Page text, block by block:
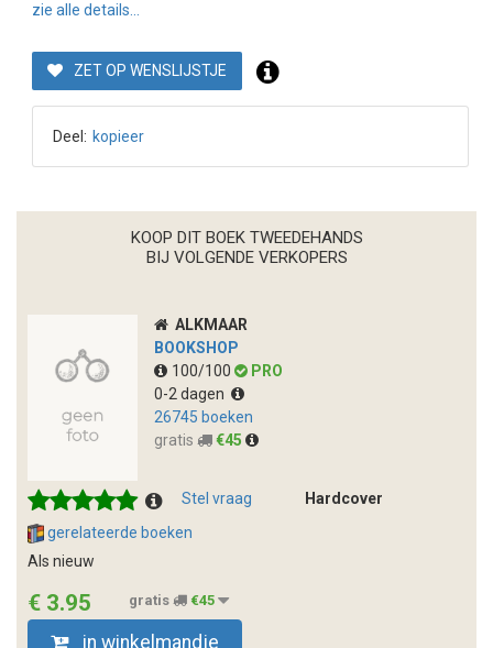
zie alle details...
ZET OP WENSLIJSTJE
Deel: kopieer
KOOP DIT BOEK TWEEDEHANDS
BIJ VOLGENDE VERKOPERS
ALKMAAR
BOOKSHOP
100/100
PRO
0-2 dagen
26745 boeken
gratis
€45
Stel vraag
Hardcover
gerelateerde boeken
Als nieuw
€ 3.95 gratis €45
in winkelmandje